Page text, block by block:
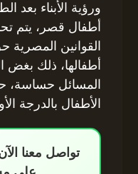
ورؤية الأبناء بعد
أطفال قصر، يتم
القوانين المصرية
أطفالها، ذلك بغض
المسائل حساسة،
الأطفال بالدرجة
تواصل معنا